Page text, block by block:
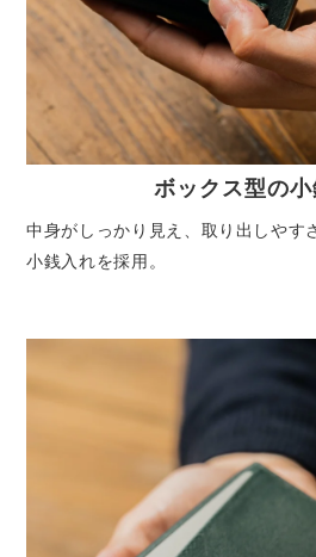
ボックス型の
中身がしっかり見え、取り出しやす
小銭入れを採用。